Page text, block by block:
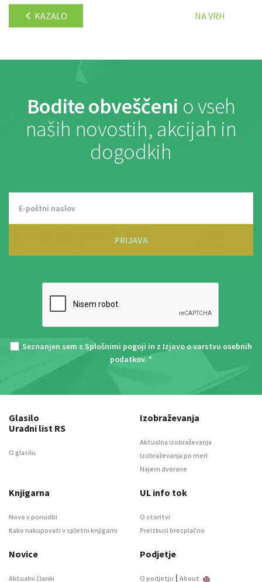
KAZALO NA VRH
Bodite obveščeni o vseh
naših novostih, akcijah in
dogodkih
PRIJAVA
Seznanjen sem s Splošnimi pogoji in z Izjavo o varstvu osebnih
podatkov. *
Glasilo
Uradni list RS
O glasilu
Izobraževanja
Aktualna izobraževanja
Izobraževanja po meri
Najem dvorane
Knjigarna
Novo v ponudbi
Kako nakupovati v spletni knjigarni
UL info tok
O storitvi
Preizkusi brezplačno
Novice
Aktualni članki
Podjetje
O podjetju About